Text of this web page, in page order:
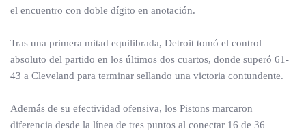
el encuentro con doble dígito en anotación.
Tras una primera mitad equilibrada, Detroit tomó el control
absoluto del partido en los últimos dos cuartos, donde superó 61-
43 a Cleveland para terminar sellando una victoria contundente.
Además de su efectividad ofensiva, los Pistons marcaron
diferencia desde la línea de tres puntos al conectar 16 de 36